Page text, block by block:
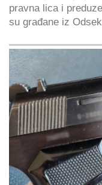
pravna lica i
su građane iz